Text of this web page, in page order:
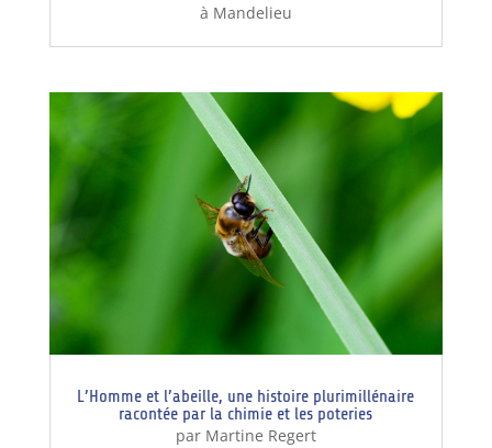
à Mandelieu
L’Homme et l’abeille, une histoire plurimillénaire
racontée par la chimie et les poteries
par Martine Regert